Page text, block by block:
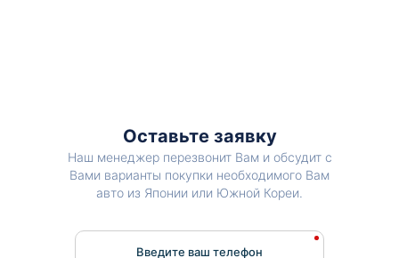
Оставьте заявку
Наш менеджер перезвонит Вам и обсудит с
Вами варианты покупки необходимого Вам
авто из Японии или Южной Кореи.
Введите ваш телефон